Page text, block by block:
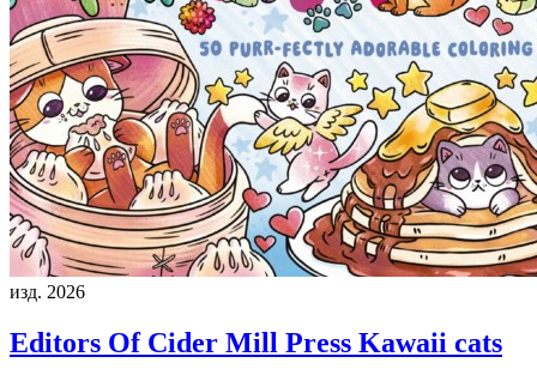
изд. 2026
Editors Of Cider Mill Press Kawaii cats